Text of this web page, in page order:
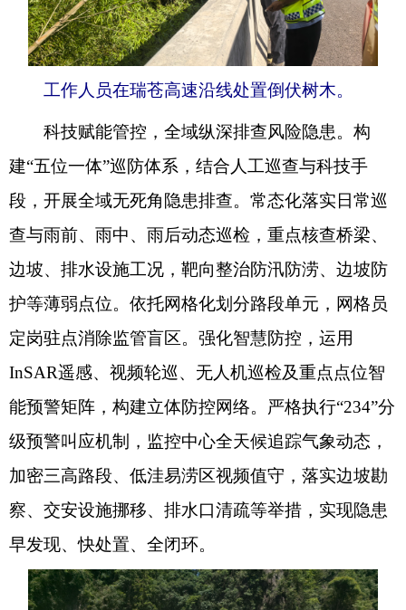
工作人员在瑞苍高速沿线处置倒伏树木。
科技赋能管控，全域纵深排查风险隐患。构
建“五位一体”巡防体系，结合人工巡查与科技手
段，开展全域无死角隐患排查。常态化落实日常巡
查与雨前、雨中、雨后动态巡检，重点核查桥梁、
边坡、排水设施工况，靶向整治防汛防涝、边坡防
护等薄弱点位。依托网格化划分路段单元，网格员
定岗驻点消除监管盲区。强化智慧防控，运用
InSAR遥感、视频轮巡、无人机巡检及重点点位智
能预警矩阵，构建立体防控网络。严格执行“234”分
级预警叫应机制，监控中心全天候追踪气象动态，
加密三高路段、低洼易涝区视频值守，落实边坡勘
察、交安设施挪移、排水口清疏等举措，实现隐患
早发现、快处置、全闭环。